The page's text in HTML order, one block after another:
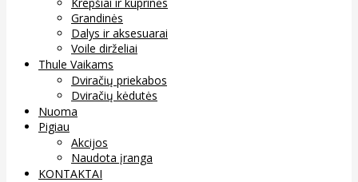
Grandinės
Dalys ir aksesuarai
Voile dirželiai
Thule Vaikams
Dviračių priekabos
Dviračių kėdutės
Nuoma
Pigiau
Akcijos
Naudota įranga
KONTAKTAI